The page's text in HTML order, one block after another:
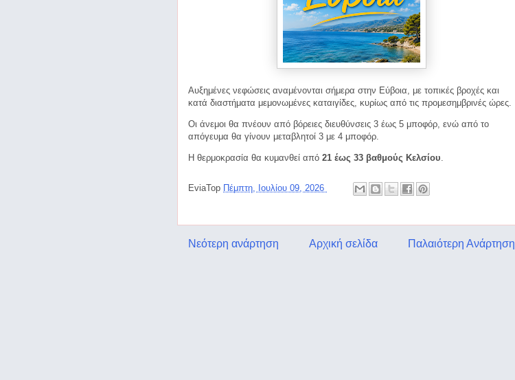
Αυξημένες νεφώσεις αναμένονται σήμερα στην Εύβοια, με τοπικές βροχές και
κατά διαστήματα μεμονωμένες καταιγίδες, κυρίως από τις προμεσημβρινές ώρες.
Οι άνεμοι θα πνέουν από βόρειες διευθύνσεις 3 έως 5 μποφόρ, ενώ από το
απόγευμα θα γίνουν μεταβλητοί 3 με 4 μποφόρ.
Η θερμοκρασία θα κυμανθεί από 21 έως 33 βαθμούς Κελσίου.
EviaTop Πέμπτη, Ιουλίου 09, 2026
Νεότερη ανάρτηση Παλαιότερη Ανάρτηση
Αρχική σελίδα